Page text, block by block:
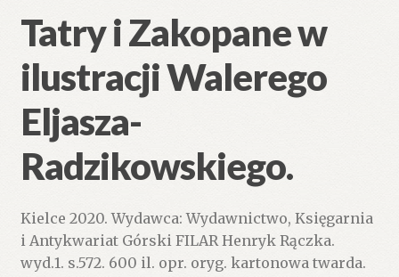
Tatry i Zakopane w
ilustracji Walerego
Eljasza-
Radzikowskiego.
Kielce 2020. Wydawca: Wydawnictwo, Księgarnia
i Antykwariat Górski FILAR Henryk Rączka.
wyd.1. s.572. 600 il. opr. oryg. kartonowa twarda.